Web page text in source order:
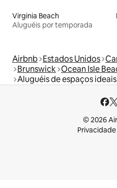
Virginia Beach
Aluguéis por temporada
Airbnb Estados Unidos
Brunswick Ocean Isle
Aluguéis de espaços
© 2026
Privacidade